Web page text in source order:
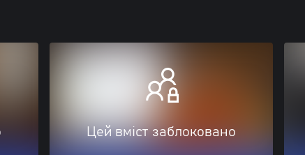
Цей вміст заблоковано